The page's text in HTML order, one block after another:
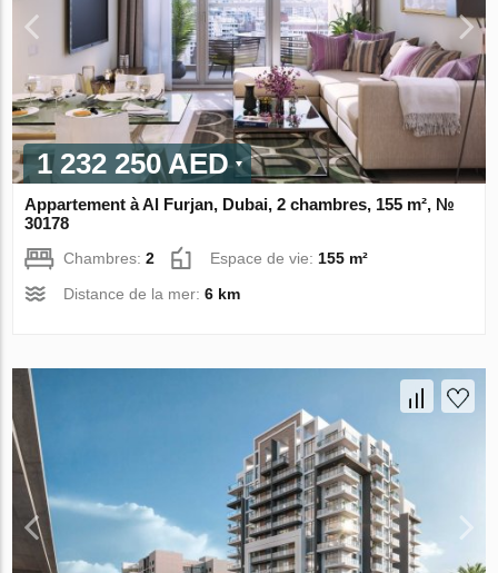
1 232 250 AED
Appartement à Al Furjan, Dubai, 2 chambres, 155 m², №
30178
Chambres:2 Espace de vie:155 m²
Distance de la mer:6 km